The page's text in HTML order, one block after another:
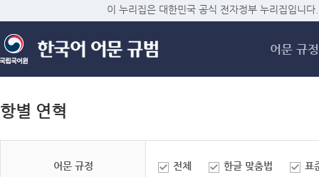
메
이 누리집은 대한민국 공식 전자정부 누리집입니다.
어문 규정
항별 연혁
어문 규정 전체 한글 맞춤법 표